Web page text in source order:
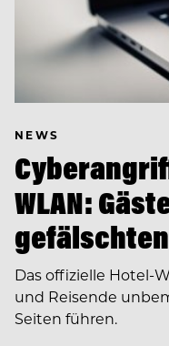
NEWS
WLAN:
Das offizielle Hotel-
und Reisende
Seiten führen.